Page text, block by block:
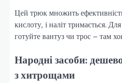
Цей трюк множить
кислоту, і наліт тримається.
готуйте вантуз чи трос – там
Народні засоби:
з хитрощами